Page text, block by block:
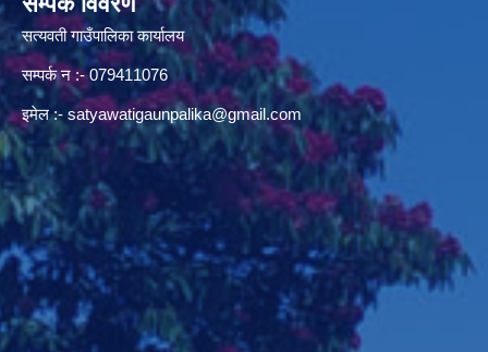
सत्यवती गाउँपालिका कार्यालय
सम्पर्क न‌ :- 079411076
इमेल :- satyawatigaunpalika@gmail.com